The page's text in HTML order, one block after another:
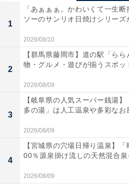
1
「あぁぁぁ。かわいくて一生
ソーのサンリオ日焼けシリー
2026/08/10
2
【群馬県藤岡市】道の駅「ら
物・グルメ・遊びが揃うスポッ
2026/08/09
3
【岐阜県の人気スーパー銭湯
多の湯」は人工温泉や多彩なお
2026/08/09
4
【宮城県の穴場日帰り温泉】
00％源泉掛け流しの天然混合
2026/08/09